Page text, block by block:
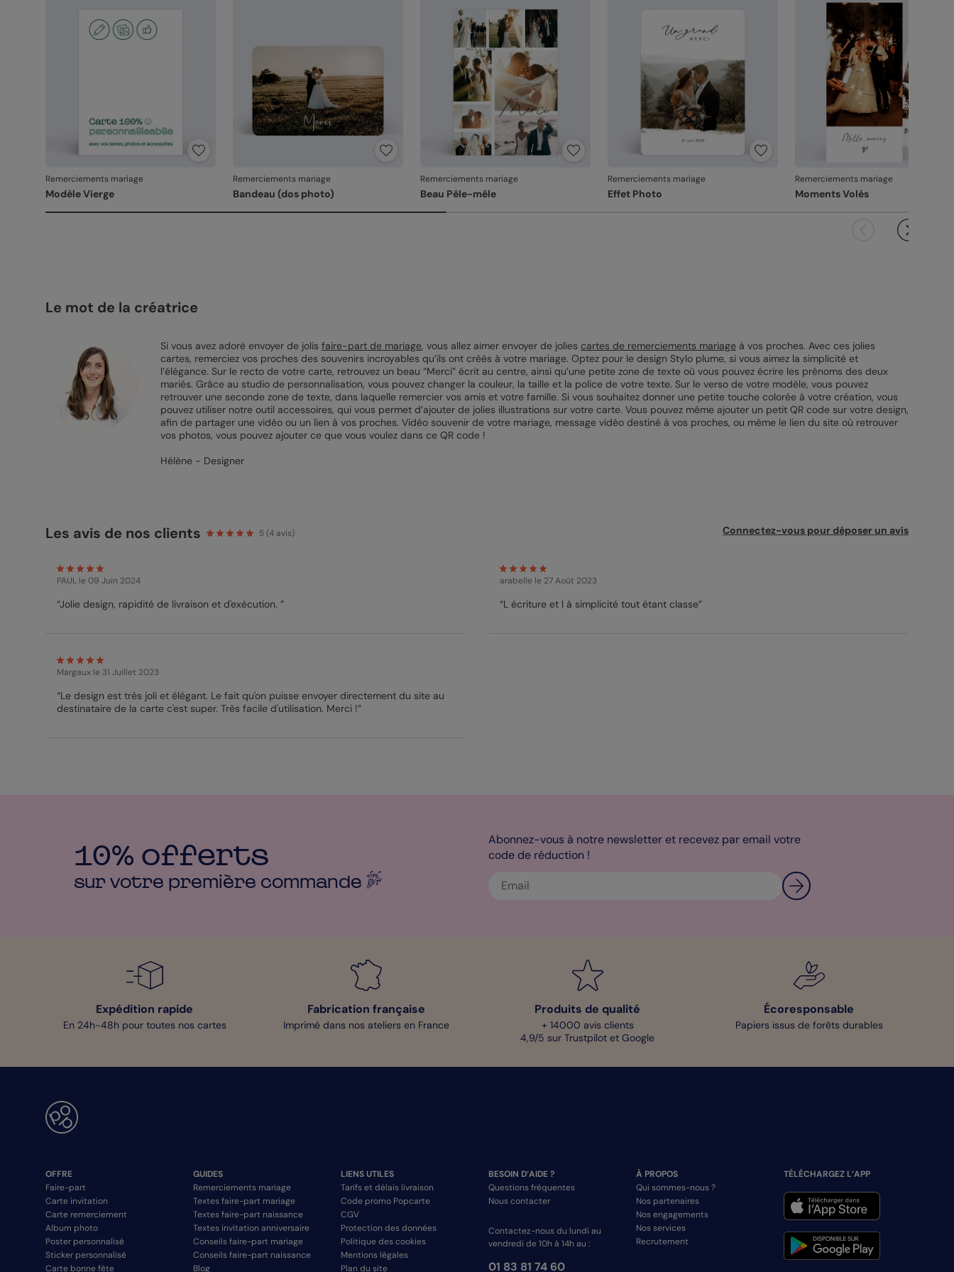
En revanche, si le point concerne la personnalisation
produit ne pourra pas être repris.
Remerciements mariage
Modèle Vierge
Remerciements mariage
Bandeau (dos photo)
Remerciements mariage
Beau Pêle-mêle
Remerciements mariage
Effet Photo
Remerciements mariage
Moments Volés
Le mot de la créatrice
Si vous avez adoré envoyer de jolis faire-part de mariage, vous allez aimer envoyer de jolies cartes de remerciements mariageà vos proches. Avec ces jolies
cartes, remerciez vos proches des souvenirs incroyables qu’ils ont créés à votre mariage. Optez pour le design Stylo plume, si vous aimez la simplicité et
l’élégance. Sur le recto de votre carte, retrouvez un beau “Merci” écrit au centre, ainsi qu’une petite zone de texte où vous pouvez écrire les prénoms des deux
mariés. Grâce au studio de personnalisation, vous pouvez changer la couleur, la taille et la police de votre texte. Sur le verso de votre modèle, vous pouvez
retrouver une seconde zone de texte, dans laquelle remercier vos amis et votre famille. Si vous souhaitez donner une petite touche colorée à votre création, vous
pouvez utiliser notre outil accessoires, qui vous permet d’ajouter de jolies illustrations sur votre carte. Vous pouvez même ajouter un petit QR code sur votre design,
afin de partager une vidéo ou un lien à vos proches. Vidéo souvenir de votre mariage, message vidéo destiné à vos proches, ou même le lien du site où retrouver
vos photos, vous pouvez ajouter ce que vous voulez dans ce QR code !
Hélène - Designer
Les avis de nos clients 5(4avis) Connectez-vous pour déposer un avis
PAUL le 09 Juin 2024
“Jolie design, rapidité de livraison et d'exécution. ”
arabelle le 27 Août 2023
“L écriture et l à simplicité tout étant classe”
Margaux le 31 Juillet 2023
“Le design est très joli et élégant. Le fait qu'on puisse envoyer directement du site au
destinataire de la carte c'est super. Très facile d'utilisation. Merci !”
10% offerts
sur votre première commande
Abonnez-vous à notre newsletter et recevez par email votre
code de réduction !
Expédition rapide
En 24h-48h pour toutes nos cartes
Fabrication française
Imprimé dans nos ateliers en France
Produits de qualité
+ 14000 avis clients
4,9/5 sur Trustpilot et Google
Écoresponsable
Papiers issus de forêts durables
OFFRE
Faire-part
Carte invitation
Carte remerciement
Album photo
Poster personnalisé
Sticker personnalisé
Carte bonne fête
GUIDES
Remerciements mariage
Textes faire-part mariage
Textes faire-part naissance
Textes invitation anniversaire
Conseils faire-part mariage
Conseils faire-part naissance
Blog
LIENS UTILES
Tarifs et délais livraison
Code promo Popcarte
CGV
Protection des données
Politique des cookies
Mentions légales
Plan du site
BESOIN D’AIDE ?
Questions fréquentes
Nous contacter
Contactez-nous du lundi au
vendredi de 10h à 14h au :
01 83 81 74 60
À PROPOS
Qui sommes-nous ?
Nos partenaires
Nos engagements
Nos services
Recrutement
TÉLÉCHARGEZ L’APP